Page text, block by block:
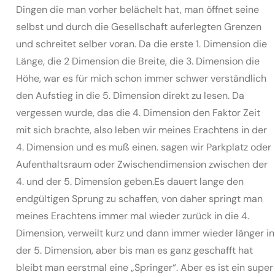
Dingen die man vorher belächelt hat, man öffnet seine
selbst und durch die Gesellschaft auferlegten Grenzen
und schreitet selber voran. Da die erste 1. Dimension die
Länge, die 2 Dimension die Breite, die 3. Dimension die
Höhe, war es für mich schon immer schwer verständlich
den Aufstieg in die 5. Dimension direkt zu lesen. Da
vergessen wurde, das die 4. Dimension den Faktor Zeit
mit sich brachte, also leben wir meines Erachtens in der
4. Dimension und es muß einen. sagen wir Parkplatz oder
Aufenthaltsraum oder Zwischendimension zwischen der
4. und der 5. Dimensíon geben.Es dauert lange den
endgültigen Sprung zu schaffen, von daher springt man
meines Erachtens immer mal wieder zurück in die 4.
Dimension, verweilt kurz und dann immer wieder länger in
der 5. Dimension, aber bis man es ganz geschafft hat
bleibt man eerstmal eine „Springer“. Aber es ist ein super